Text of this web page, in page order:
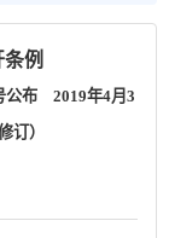
例
公布 2019年4月3
订）